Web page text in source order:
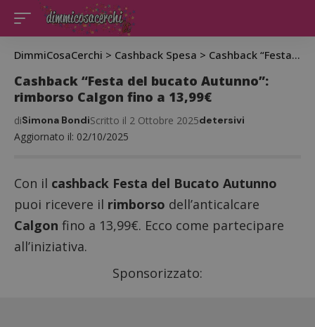
DimmiCosaCerchi > Cashback Spesa > Cashback “Festa del bucato Autunno”: rimborso Calgon fino a 13,99€
Cashback “Festa del bucato Autunno”:
rimborso Calgon fino a 13,99€
Aggiornato il: 02/10/2025
diSimona BondiScritto il 2 Ottobre 2025detersivi
Con il cashback Festa del Bucato Autunno
puoi ricevere il rimborso dell’anticalcare
Calgon fino a 13,99€. Ecco come partecipare
all’iniziativa.
Sponsorizzato: